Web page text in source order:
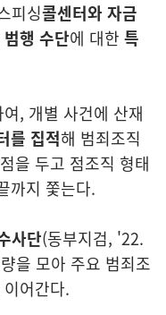
피싱콜센터와 자금
행 수단에 대한 특
여, 개별 사건에 산재
를 집적해 범죄조직
을 두고 점조직 형태
까지 쫓는다.
사단(동부지검, '22.
량을 모아 주요 범죄조
어간다.